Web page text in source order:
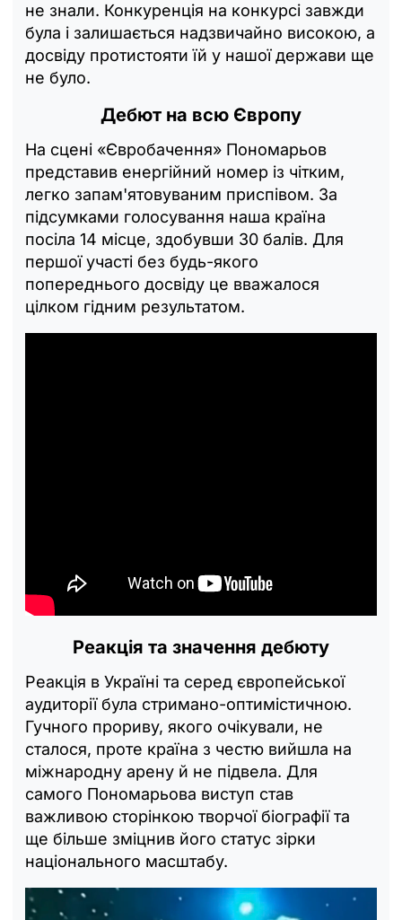
не знали. Конкуренція на конкурсі завжди
була і залишається надзвичайно високою, а
досвіду протистояти їй у нашої держави ще
не було.
Дебют на всю Європу
На сцені «Євробачення» Пономарьов
представив енергійний номер із чітким,
легко запам'ятовуваним приспівом. За
підсумками голосування наша країна
посіла 14 місце, здобувши 30 балів. Для
першої участі без будь-якого
попереднього досвіду це вважалося
цілком гідним результатом.
Реакція та значення дебюту
Реакція в Україні та серед європейської
аудиторії була стримано-оптимістичною.
Гучного прориву, якого очікували, не
сталося, проте країна з честю вийшла на
міжнародну арену й не підвела. Для
самого Пономарьова виступ став
важливою сторінкою творчої біографії та
ще більше зміцнив його статус зірки
національного масштабу.